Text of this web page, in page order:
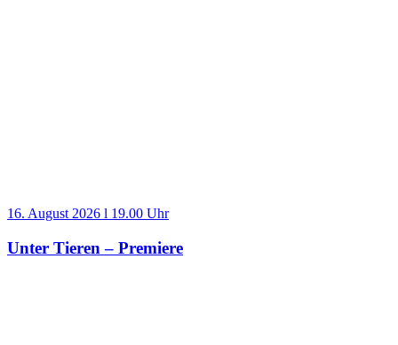
16. August 2026 l 19.00 Uhr
Unter Tieren – Premiere